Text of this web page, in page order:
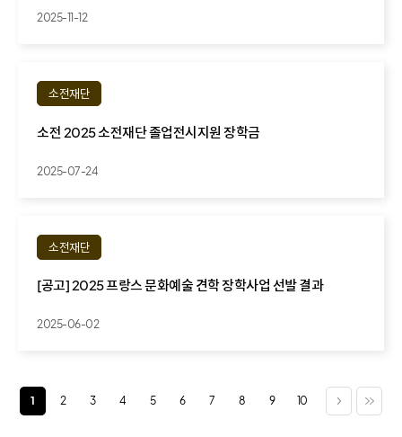
2025-11-12
소전재단
소전 2025 소전재단 졸업전시지원 장학금
2025-07-24
소전재단
[공고] 2025 프랑스 문화예술 견학 장학사업 선발 결과
2025-06-02
1 2 3 4 5 6 7 8 9 10